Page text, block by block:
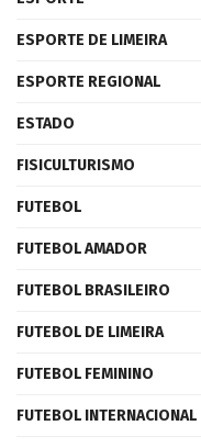
ESPORTE DE LIMEIRA
ESPORTE REGIONAL
ESTADO
FISICULTURISMO
FUTEBOL
FUTEBOL AMADOR
FUTEBOL BRASILEIRO
FUTEBOL DE LIMEIRA
FUTEBOL FEMININO
FUTEBOL INTERNACIONAL